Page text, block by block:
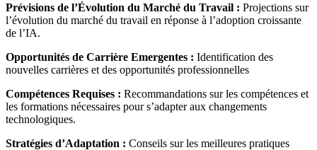
Prévisions de l’Évolution du Marché du Travail : Projections sur
l’évolution du marché du travail en réponse à l’adoption croissante
de l’IA.
Opportunités de Carrière Emergentes : Identification des
nouvelles carrières et des opportunités professionnelles
Compétences Requises : Recommandations sur les compétences et
les formations nécessaires pour s’adapter aux changements
technologiques.
Stratégies d’Adaptation : Conseils sur les meilleures pratiques